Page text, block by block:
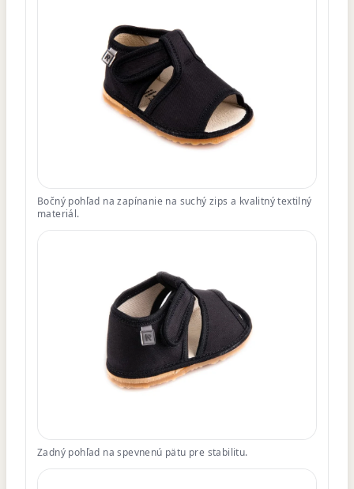
Bočný pohľad na zapínanie na suchý zips a kvalitný textilný
materiál.
Zadný pohľad na spevnenú pätu pre stabilitu.